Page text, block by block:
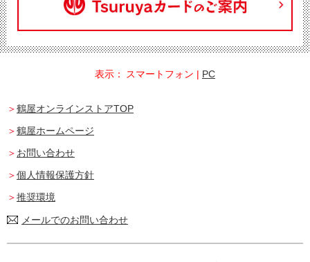
表示： スマートフォン | PC
鶴屋オンラインストアTOP
鶴屋ホームページ
お問い合わせ
個人情報保護方針
推奨環境
メールでのお問い合わせ